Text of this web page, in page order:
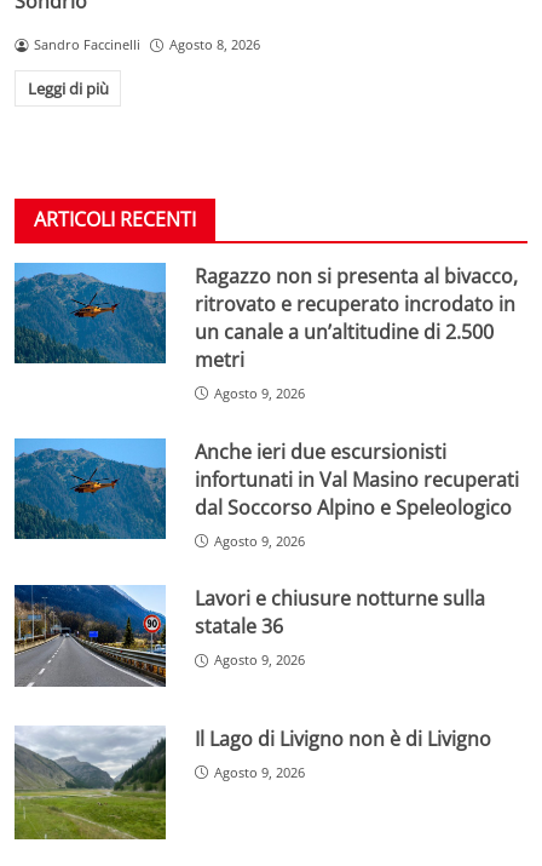
Sandro Faccinelli Agosto 8, 2026
Leggi di più
ARTICOLI RECENTI
Ragazzo non si presenta al bivacco,
ritrovato e recuperato incrodato in
un canale a un’altitudine di 2.500
metri
Agosto 9, 2026
Anche ieri due escursionisti
infortunati in Val Masino recuperati
dal Soccorso Alpino e Speleologico
Agosto 9, 2026
Lavori e chiusure notturne sulla
statale 36
Agosto 9, 2026
Il Lago di Livigno non è di Livigno
Agosto 9, 2026